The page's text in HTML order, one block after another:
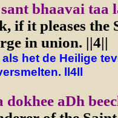
bhaavai taa
if it pleases the
in union. ||4||
als het de Heilige
ll4ll
dokhee aDh